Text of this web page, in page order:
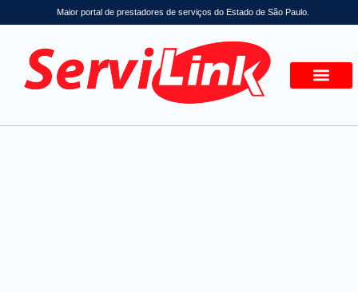
Maior portal de prestadores de serviços do Estado de São Paulo.